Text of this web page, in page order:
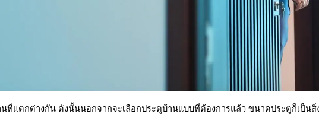
ที่แตกต่างกัน ดังนั้นนอกจากจะเลือกประตูบ้านแบบที่ต้องการแล้ว ขนาดประตูก็เป็